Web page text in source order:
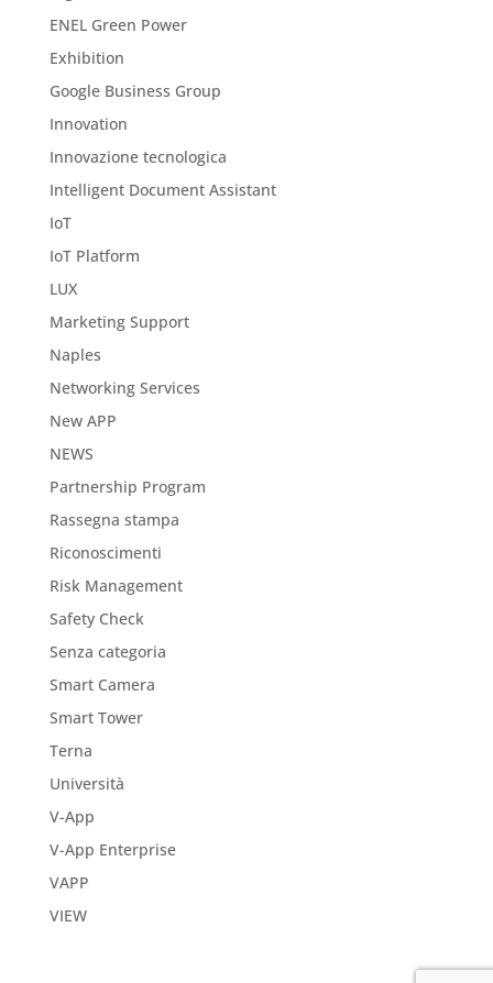
ENEL Green Power
Exhibition
Google Business Group
Innovation
Innovazione tecnologica
Intelligent Document Assistant
IoT
IoT Platform
LUX
Marketing Support
Naples
Networking Services
New APP
NEWS
Partnership Program
Rassegna stampa
Riconoscimenti
Risk Management
Safety Check
Senza categoria
Smart Camera
Smart Tower
Terna
Università
V-App
V-App Enterprise
VAPP
VIEW